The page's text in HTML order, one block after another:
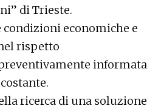
di Trieste.
condizioni economiche e
rispetto
informata
ricerca di una soluzione